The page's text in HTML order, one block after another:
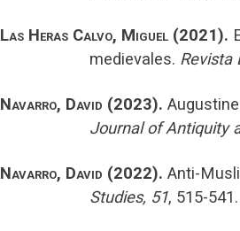
Las Heras Calvo, Miguel (2021).
medievales. Revista
Navarro, David (2023).
Journal of Antiquity
Navarro, David (2022). Anti-
Studies, 51, 515-541.